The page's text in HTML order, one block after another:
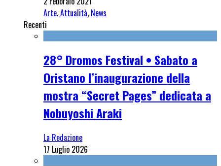
Arte,Attualità, News
Recenti
28° Dromos Festival • Sabato a
Oristano l’inaugurazione della
mostra “Secret Pages” dedicata a
Nobuyoshi Araki
La Redazione
17 Luglio 2026